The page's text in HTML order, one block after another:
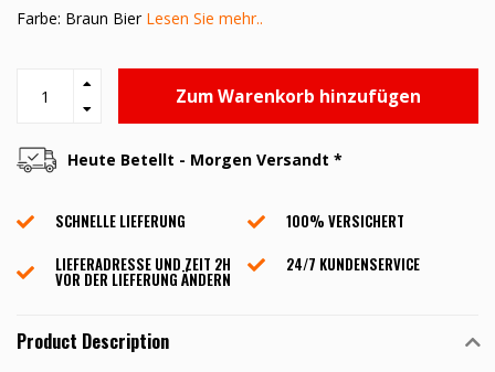
Farbe: Braun Bier Lesen Sie mehr..
Zum Warenkorb hinzufügen
Heute Betellt - Morgen Versandt *
SCHNELLE LIEFERUNG
100% VERSICHERT
LIEFERADRESSE UND ZEIT 2H
VOR DER LIEFERUNG ÄNDERN
24/7 KUNDENSERVICE
Product Description